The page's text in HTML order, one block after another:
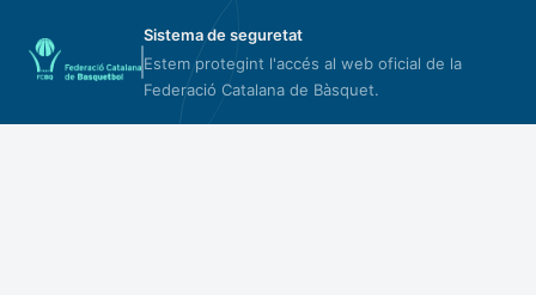
Sistema de seguretat
Estem protegint l'accés al web oficial de la
Federació Catalana de Bàsquet.